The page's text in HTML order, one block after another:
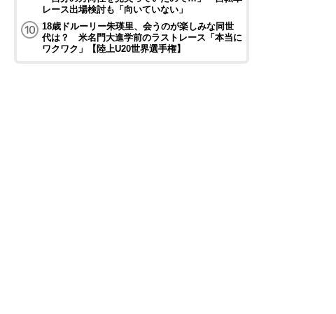
レース出場検討も「向いていない」
18歳ドルーリー朱瑛里、会うのが楽しみな同世
代は？ 米名門大進学前のラストレース「本当に
ワクワク」【陸上U20世界選手権】